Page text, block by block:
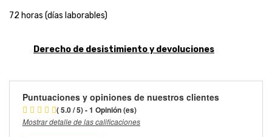
72 horas (días laborables)
Derecho de desistimiento y devoluciones
Puntuaciones y opiniones de nuestros clientes
( 5.0 / 5) - 1 Opinión (es)
Mostrar detalle de las calificaciones